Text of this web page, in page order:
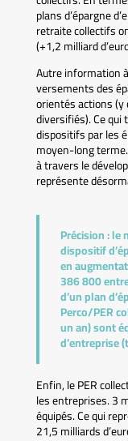
plans d’épargne
retraite collectifs
(+1,2 milliard
Autre information
versements des
orientés actions
diversifiés). Ce qui
dispositifs par les
moyen-long
à travers le
représente
Précision :le
dispositif
en
386 800
d’un plan
Perco/PER
un an) sont
d’entreprise
Enfin, le PER
les entreprises. 3
équipés. Ce qui
21,5 milliards